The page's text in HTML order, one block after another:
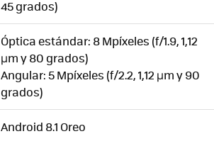
45 grados)
Óptica estándar: 8 Mpíxeles (f/1.9, 1,12
μm y 80 grados)
Angular: 5 Mpíxeles (f/2.2, 1,12 μm y 90
grados)
Android 8.1 Oreo